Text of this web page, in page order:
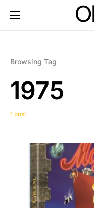
Browsing Tag
1975
1 post